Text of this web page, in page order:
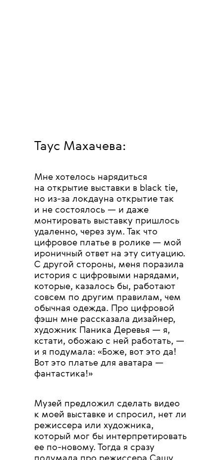
Таус Махачева:
Мне хотелось нарядиться
на открытие выставки в black tie,
но из-за локдауна открытие так
и не состоялось — и даже
монтировать выставку пришлось
удаленно, через зум. Так что
цифровое платье в ролике — мой
ироничный ответ на эту ситуацию.
С другой стороны, меня поразила
история с цифровыми нарядами,
которые, казалось бы, работают
совсем по другим правилам, чем
обычная одежда. Про цифровой
фэшн мне рассказала дизайнер,
художник Паника Деревья — я,
кстати, обожаю с ней работать, —
и я подумала: «Боже, вот это да!
Вот это платье для аватара —
фантастика!»
Музей предложил сделать видео
к моей выставке и спросил, нет ли
режиссера или художника,
который мог бы интерпретировать
ее по-новому. Тогда я сразу